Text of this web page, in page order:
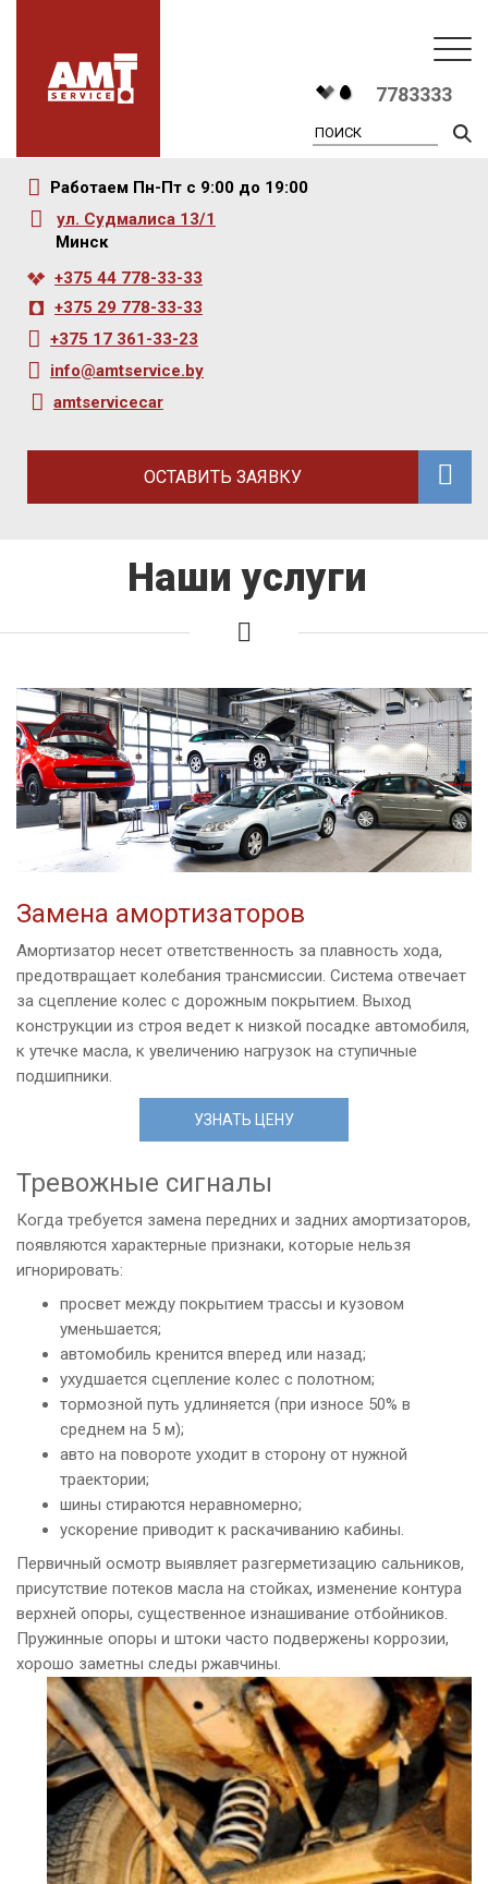
7783333
Работаем Пн-Пт с 9:00 до 19:00
ул. Судмалиса 13/1
Минск
+375 44 778-33-33
+375 29 778-33-33
+375 17 361-33-23
info@amtservice.by
amtservicecar
ОСТАВИТЬ ЗАЯВКУ
Наши услуги
Замена амортизаторов
Амортизатор несет ответственность за плавность хода,
предотвращает колебания трансмиссии. Система отвечает
за сцепление колес с дорожным покрытием. Выход
конструкции из строя ведет к низкой посадке автомобиля,
к утечке масла, к увеличению нагрузок на ступичные
подшипники.
УЗНАТЬ ЦЕНУ
Тревожные сигналы
Когда требуется замена передних и задних амортизаторов,
появляются характерные признаки, которые нельзя
игнорировать:
просвет между покрытием трассы и кузовом
уменьшается;
автомобиль кренится вперед или назад;
ухудшается сцепление колес с полотном;
тормозной путь удлиняется (при износе 50% в
среднем на 5 м);
авто на повороте уходит в сторону от нужной
траектории;
шины стираются неравномерно;
ускорение приводит к раскачиванию кабины.
Первичный осмотр выявляет разгерметизацию сальников,
присутствие потеков масла на стойках, изменение контура
верхней опоры, существенное изнашивание отбойников.
Пружинные опоры и штоки часто подвержены коррозии,
хорошо заметны следы ржавчины.